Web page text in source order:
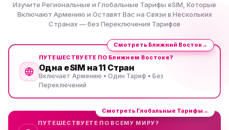
Изучите Региональные и Глобальные Тарифы eSIM, Которые
Включают Армению и Оставят Вас на Связи в Нескольких
Странах — без Переключения Тарифов
ПУТЕШЕСТВУЕТЕ ПО Ближнем Востоке?
Одна eSIM на 11 Стран
Включает Армению • Один Тариф • Без
Переключений
Смотреть Ближний Восток→
ПУТЕШЕСТВУЕТЕ ПО ВСЕМУ МИРУ?
Смотреть Глобальные Тарифы →